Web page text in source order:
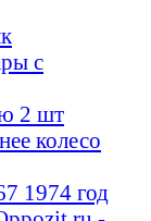
с
2 шт
колесо
1974 год